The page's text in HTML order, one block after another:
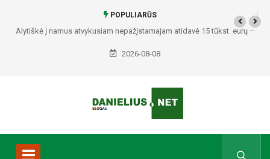
POPULIARŪS
Alytiškė į namus atvykusiam nepažįstamajam atidavė 15 tūkst. eurų –
policija pradėjo tyrimą
2026-08-08